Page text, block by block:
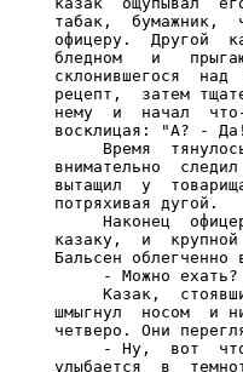
табак,  бумажник,
офицеру.  Другой
бледном   и
склонившегося  над
рецепт,  затем
нему  и  начал
восклицая: "А? -
Время
внимательно
вытащил  у
потряхивая дугой.
Наконец
казаку,  и
Бальсен облегченно
     - Можно ехать?
Казак,
шмыгнул  носом  и
четверо. Они
- Ну,  вот
улыбается  в